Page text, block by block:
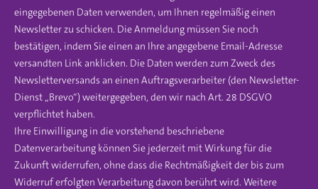
eingegebenen Daten verwenden, um Ihnen regelmäßig einen
Newsletter zu schicken. Die Anmeldung müssen Sie noch
bestätigen, indem Sie einen an Ihre angegebene Email-Adresse
versandten Link anklicken. Die Daten werden zum Zweck des
Newsletterversands an einen Auftragsverarbeiter (den Newsletter-
Dienst „Brevo“) weitergegeben, den wir nach Art. 28 DSGVO
verpflichtet haben.
Ihre Einwilligung in die vorstehend beschriebene
Datenverarbeitung können Sie jederzeit mit Wirkung für die
Zukunft widerrufen, ohne dass die Rechtmäßigkeit der bis zum
Widerruf erfolgten Verarbeitung davon berührt wird. Weitere